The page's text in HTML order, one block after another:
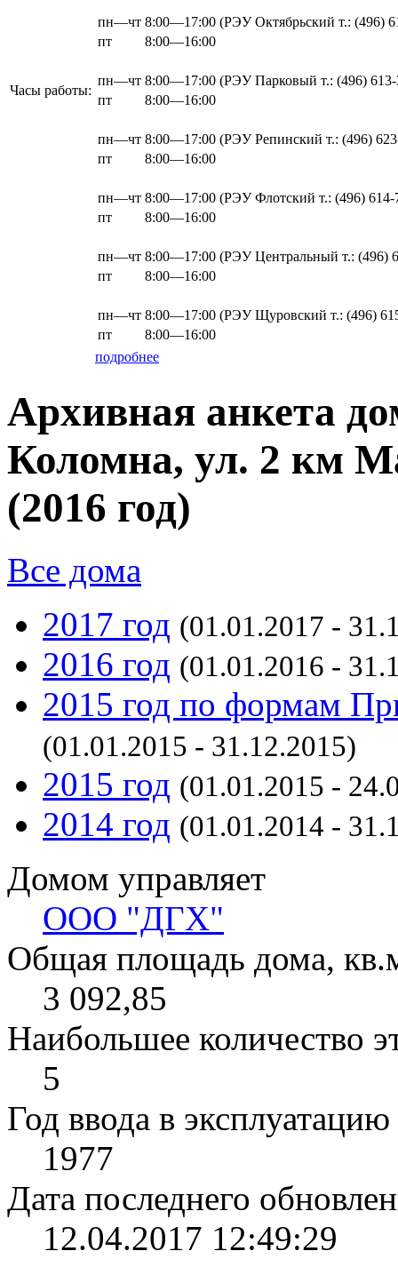
Часы работы:
пн—чт 8:00—17:00 (РЭУ Октябрьский т.: (496)
пт
8:00—16:00
пн—чт 8:00—17:00 (РЭУ Парковый т.: (496) 613-
пт
8:00—16:00
пн—чт 8:00—17:00 (РЭУ Репинский т.: (496)
пт
8:00—16:00
пн—чт 8:00—17:00 (РЭУ Флотский т.: (496) 614-
пт
8:00—16:00
пн—чт 8:00—17:00 (РЭУ Центральный т.: (496)
пт
8:00—16:00
пн—чт 8:00—17:00 (РЭУ Щуровский т.: (496)
пт
8:00—16:00
подробнее
Архивная анкета
Коломна, ул. 2 км
(2016 год)
Все дома
2017 год (01.01.2017 -
2016 год (01.01.2016 -
2015 год по формам
(01.01.2015 - 31.12.2015)
2015 год (01.01.2015 -
2014 год (01.01.2014 -
Домом управляет
ООО "ДГХ"
Общая площадь дома,
3 092,85
Наибольшее количество
5
Год ввода в эксплуатацию
1977
Дата последнего
12.04.2017 12:49:29